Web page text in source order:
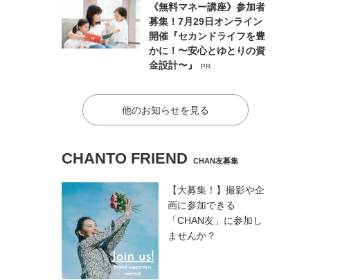
《無料マネー講座》参加者
募集！7月29日オンライン
開催『セカンドライフを豊
かに！〜安心とゆとりの資
金設計〜』
PR
他のお知らせを見る
CHANTO FRIEND CHAN友募集
【大募集！】撮影や企
画に参加できる
「CHAN友」に参加し
ませんか？